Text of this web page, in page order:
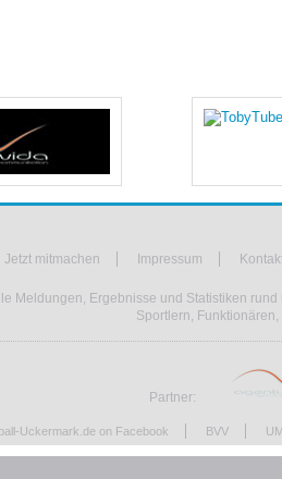
Jetzt mitmachen Impressum
Meldungen, Ergebnisse und Statistiken
Sportlern,
Partner:
Uckermark.de on Facebook BVV